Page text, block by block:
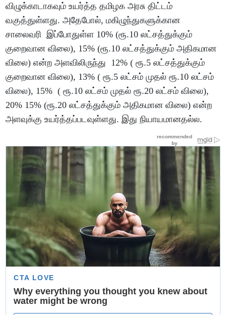
விழுக்காடாகவும் உயர்த்த தமிழக அரசு திட்டம்
வகுத்துள்ளது. அதேபோல், மகிழுந்துகளுக்கான
சாலைவரி இப்போதுள்ள 10% (ரூ.10 லட்சத்துக்கும்
குறைவான விலை), 15% (ரூ.10 லட்சத்துக்கும் அதிகமான
விலை) என்ற அளவிலிருந்து 12% ( ரூ.5 லட்சத்துக்கும்
குறைவான விலை), 13% ( ரூ.5 லட்சம் முதல் ரூ.10 லட்சம்
விலை), 15% ( ரூ.10 லட்சம் முதல் ரூ.20 லட்சம் விலை),
20% 15% (ரூ.20 லட்சத்துக்கும் அதிகமான விலை) என்ற
அளவுக்கு உயர்த்தப்படவுள்ளது. இது நியாயமானதல்ல.